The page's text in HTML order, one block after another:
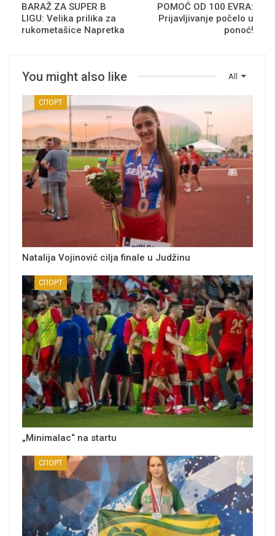
BARAŽ ZA SUPER B
LIGU: Velika prilika za
rukometašice Napretka
POMOĆ OD 100 EVRA:
Prijavljivanje počelo u
ponoć!
All
You might also like
СПОРТ
Natalija Vojinović cilja finale u Judžinu
СПОРТ
„Minimalac“ na startu
СПОРТ